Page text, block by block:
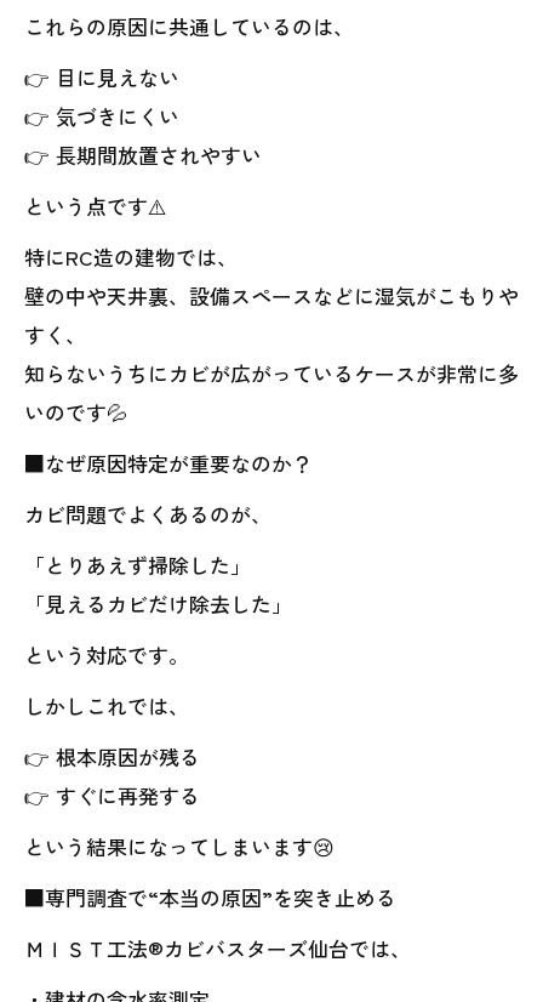
これらの原因に共通しているのは、
👉 目に見えない
👉 気づきにくい
👉 長期間放置されやすい
という点です⚠️
特にRC造の建物では、
壁の中や天井裏、設備スペースなどに湿気がこもりや
すく、
知らないうちにカビが広がっているケースが非常に多
いのです💦
■なぜ原因特定が重要なのか？
カビ問題でよくあるのが、
「とりあえず掃除した」
「見えるカビだけ除去した」
という対応です。
しかしこれでは、
👉 根本原因が残る
👉 すぐに再発する
という結果になってしまいます😢
■専門調査で“本当の原因”を突き止める
ＭＩＳＴ工法®カビバスターズ仙台では、